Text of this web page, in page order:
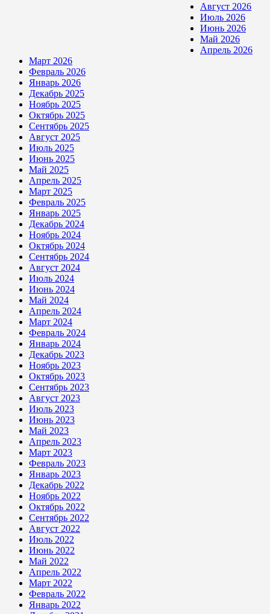
Август 2026
Июль 2026
Июнь 2026
Май 2026
Апрель 2026
Март 2026
Февраль 2026
Январь 2026
Декабрь 2025
Ноябрь 2025
Октябрь 2025
Сентябрь 2025
Август 2025
Июль 2025
Июнь 2025
Май 2025
Апрель 2025
Март 2025
Февраль 2025
Январь 2025
Декабрь 2024
Ноябрь 2024
Октябрь 2024
Сентябрь 2024
Август 2024
Июль 2024
Июнь 2024
Май 2024
Апрель 2024
Март 2024
Февраль 2024
Январь 2024
Декабрь 2023
Ноябрь 2023
Октябрь 2023
Сентябрь 2023
Август 2023
Июль 2023
Июнь 2023
Май 2023
Апрель 2023
Март 2023
Февраль 2023
Январь 2023
Декабрь 2022
Ноябрь 2022
Октябрь 2022
Сентябрь 2022
Август 2022
Июль 2022
Июнь 2022
Май 2022
Апрель 2022
Март 2022
Февраль 2022
Январь 2022